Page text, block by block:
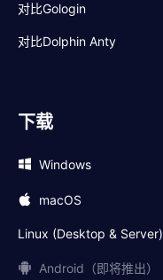
对比Gologin
对比Dolphin Anty
下载
Windows
macOS
Linux (Desktop & Server)
Android（即将推出）